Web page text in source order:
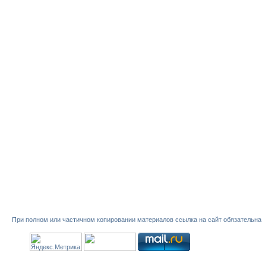
При полном или частичном копировании материалов ссылка на сайт обязательна